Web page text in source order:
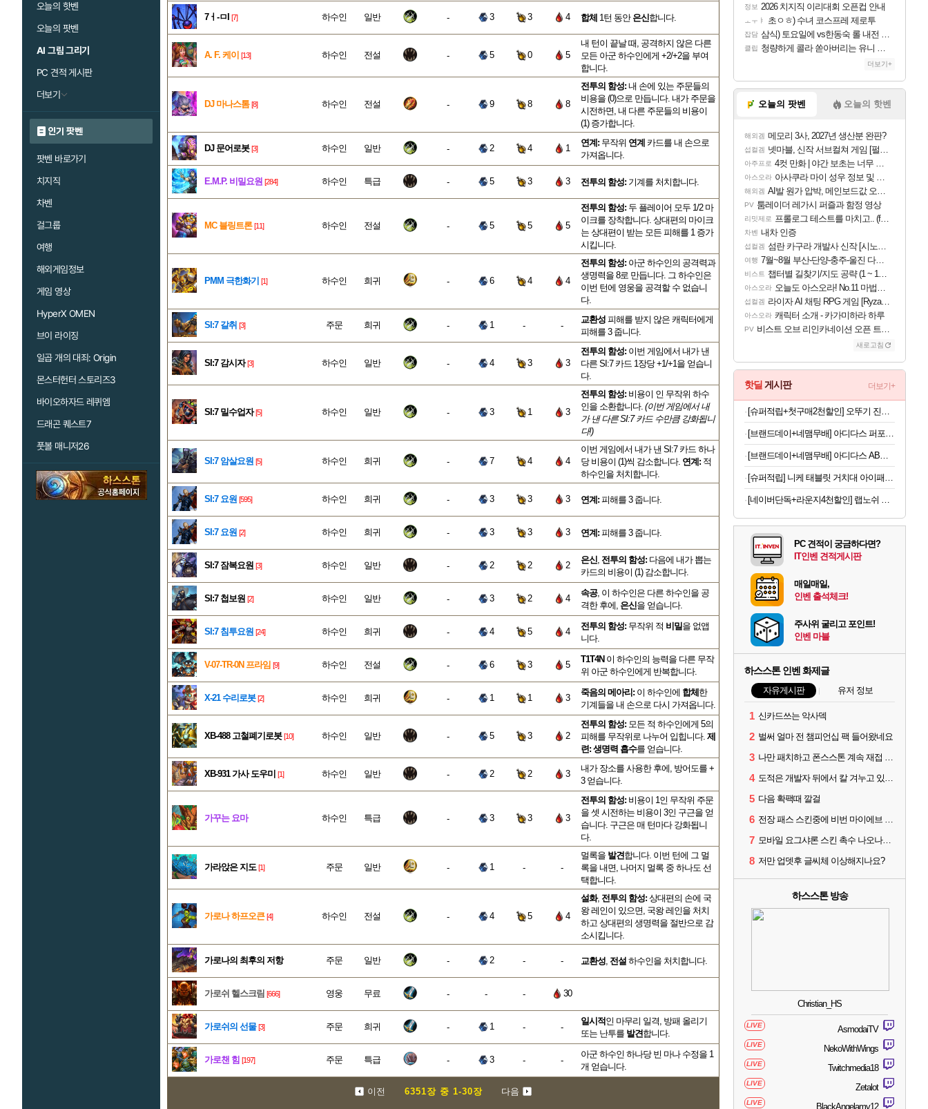
오늘의 핫벤
오늘의 팟벤
AI 그림 그리기
PC 견적 게시판
더보기
인기 팟벤
팟벤 바로가기
치지직
차벤
걸그룹
여행
해외게임정보
게임 영상
HyperX OMEN
브이 라이징
일곱 개의 대죄: Origin
몬스터헌터 스토리즈3
바이오하자드 레퀴엠
드래곤 퀘스트7
풋볼 매니저26
7ㅓ-ㅁI [7] 하수인 일반 - 3 3 4 합체 1턴 동안 은신합니다.
A. F. 케이 [13] 하수인 전설 - 5 0 5
내 턴이 끝날 때, 공격하지 않은 다른
모든 아군 하수인에게 +2/+2을 부여
합니다.
DJ 마나스톰 [8] 하수인 전설 - 9 8 8
전투의 함성: 내 손에 있는 주문들의
비용을 (0)으로 만듭니다. 내가 주문을
시전하면, 내 다른 주문들의 비용이
(1) 증가합니다.
DJ 문어로봇 [3] 하수인 일반 - 2 4 1
연계: 무작위 연계 카드를 내 손으로
가져옵니다.
E.M.P. 비밀요원 [284] 하수인 특급 - 5 3 3 전투의 함성: 기계를 처치합니다.
MC 블링트론 [11] 하수인 전설 - 5 5 5
전투의 함성: 두 플레이어 모두 1/2 마
이크를 장착합니다. 상대편의 마이크
는 상대편이 받는 모든 피해를 1 증가
시킵니다.
PMM 극한화기 [1] 하수인 희귀 - 6 4 4
전투의 함성: 아군 하수인의 공격력과
생명력을 8로 만듭니다. 그 하수인은
이번 턴에 영웅을 공격할 수 없습니
다.
SI:7 갈취 [3] 주문 희귀 - 1 - -
교환성 피해를 받지 않은 캐릭터에게
피해를 3 줍니다.
SI:7 감시자 [3] 하수인 일반 - 4 3 3
전투의 함성: 이번 게임에서 내가 낸
다른 SI:7 카드 1장당 +1/+1을 얻습니
다.
SI:7 밀수업자 [5] 하수인 일반 - 3 1 3
전투의 함성: 비용이 인 무작위 하수
인을 소환합니다. (이번 게임에서 내
가 낸 다른 SI:7 카드 수만큼 강화됩니
다!)
SI:7 암살요원 [5] 하수인 희귀 - 7 4 4
이번 게임에서 내가 낸 SI:7 카드 하나
당 비용이 (1)씩 감소합니다. 연계: 적
하수인을 처치합니다.
SI:7 요원 [595] 하수인 희귀 - 3 3 3 연계: 피해를 3 줍니다.
SI:7 요원 [2] 하수인 희귀 - 3 3 3 연계: 피해를 3 줍니다.
SI:7 잠복요원 [3] 하수인 일반 - 2 2 2
은신, 전투의 함성: 다음에 내가 뽑는
카드의 비용이 (1) 감소합니다.
SI:7 첩보원 [2] 하수인 일반 - 3 2 4
속공, 이 하수인은 다른 하수인을 공
격한 후에, 은신을 얻습니다.
SI:7 침투요원 [24] 하수인 희귀 - 4 5 4
전투의 함성: 무작위 적 비밀을 없앱
니다.
V-07-TR-0N 프라임 [9] 하수인 전설 - 6 3 5
T1T4N 이 하수인의 능력을 다른 무작
위 아군 하수인에게 반복합니다.
X-21 수리로봇 [2] 하수인 희귀 - 1 1 3
죽음의 메아리: 이 하수인에 합체 한
기계들을 내 손으로 다시 가져옵니다.
XB-488 고철폐기로봇 [10] 하수인 일반 - 5 3 2
전투의 함성: 모든 적 하수인에게 5의
피해를 무작위로 나누어 입힙니다. 제
련: 생명력 흡수를 얻습니다.
XB-931 가사 도우미 [1] 하수인 일반 - 2 2 3
내가 장소를 사용한 후에, 방어도를 +
3 얻습니다.
가꾸는 요마 하수인 특급 - 3 3 3
전투의 함성: 비용이 1인 무작위 주문
을 셋 시전하는 비용이 3인 구근을 얻
습니다. 구근은 매 턴마다 강화됩니
다.
가라앉은 지도 [1] 주문 일반 - 1 - -
멀록을 발견합니다. 이번 턴에 그 멀
록을 내면, 나머지 멀록 중 하나도 선
택합니다.
가로나 하프오큰 [4] 하수인 전설 - 4 5 4
설화, 전투의 함성: 상대편의 손에 국
왕 레인이 있으면, 국왕 레인을 처치
하고 상대편의 생명력을 절반으로 감
소시킵니다.
가로나의 최후의 저항 주문 일반 - 2 - - 교환성, 전설 하수인을 처치합니다.
가로쉬 헬스크림 [666] 영웅 무료 - - - 30
가로쉬의 선물 [3] 주문 희귀 - 1 - -
일시적 인 마무리 일격, 방패 올리기
또는 난투를 발견합니다.
가로챈 힘 [197] 주문 특급 - 3 - -
아군 하수인 하나당 빈 마나 수정을 1
개 얻습니다.
이전 6351장중 1-30장 다음
정보 2026 치지직 이리대회 오픈컵 안내
ㅗㅜㅑ 초ㅇㅎ) 수녀 코스프레 제로투
잡담 삼식) 토요일에 vs한동숙 롤 내전 예정
클립 청량하게 콜라 쏟아버리는 유니 ㅋㅋㅋ
더보기+
오늘의 팟벤 오늘의 핫벤
해외겜 메모리 3사, 2027년 생산분 완판?
섭컬겜 넷마블, 신작 서브컬쳐 게임 [펄 인 블루] 티저 사이트 오픈
아주프로 4컷 만화 | 야간 보초는 너무 힘들어
아스오라 아사쿠라 마이 성우 정보 및 주요 필모
해외겜 AI발 원가 압박, 메인보드값 오르나
PV 툼레이더 레가시 퍼즐과 함정 영상
리밋제로 프롤로그 테스트를 마치고.. (feat. 리아)
차벤 내차 인증
섭컬겜 섬란 카구라 개발사 신작 [시노비 넥서스] 연내 출시 예정
여행 7월~8월 부산-단양-충주-울진 다녀왔어요~
비스트 챕터별 길찾기/지도 공략 (1 ~ 12장)
아스오라 오늘도 아스오라! No.11 마법사 클랜: 츄오구
섭컬겜 라이자 AI 채팅 RPG 게임 [RyzaChat: AI] 공개
아스오라 캐릭터 소개 - 카가미하라 하루
PV 비스트 오브 리인카네이션 오픈 트레일러
새로고침
핫딜 게시판 더보기+
[네이버단독+라운지4천할인] 랩노쉬 프로틴 드링크 퍼펙트 350ml 5종 혼합 30개 제로슈거 단백질음료
PC 견적이 궁금하다면?
IT인벤 견적게시판
매일매일,
인벤 출석체크!
주사위 굴리고 포인트!
인벤 마블
하스스톤 인벤 화제글
자유게시판 유저 정보
1 신카드쓰는 악사덱
2 벌써 얼마 전 챔피언십 팩 들어왔네요
3 나만 패치하고 폰스스톤 계속 재접 버그 걸리나?
4 도적은 개발자 뒤에서 칼 겨누고 있나 왜 너프를 안 당함
5 다음 확팩때 깔걸
6 전장 패스 스킨중에 비번 마이에브 즐겨 찾기 안되네요.
7 모바일 요그샤론 스킨 촉수 나오나요??
8 저만 업뎃후 글씨체 이상해지나요?
하스스톤 방송
Christian_HS
LIVE AsmodaiTV
LIVE NekoWithWings
LIVE Twitchmedia18
LIVE Zetalot
LIVE BlackAngelamv12